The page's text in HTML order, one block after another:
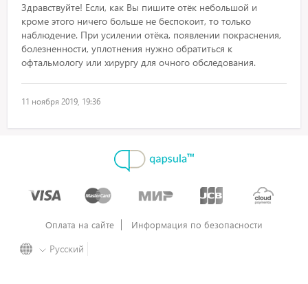
Здравствуйте! Если, как Вы пишите отёк небольшой и
кроме этого ничего больше не беспокоит, то только
наблюдение. При усилении отёка, появлении покраснения,
болезненности, уплотнения нужно обратиться к
офтальмологу или хирургу для очного обследования.
11 ноября 2019, 19:36
Оплата на сайте Информация по безопасности
Русский